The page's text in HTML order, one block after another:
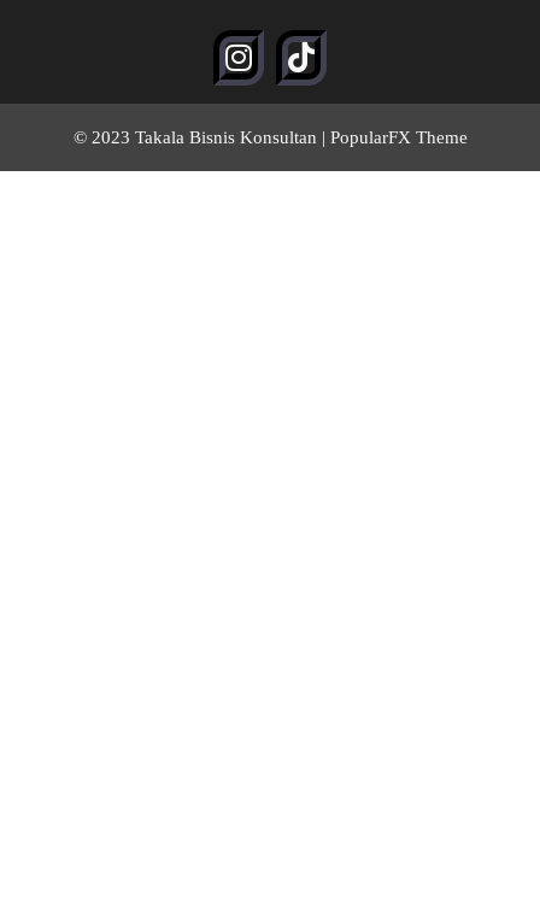
© 2023 Takala Bisnis Konsultan | PopularFX Theme